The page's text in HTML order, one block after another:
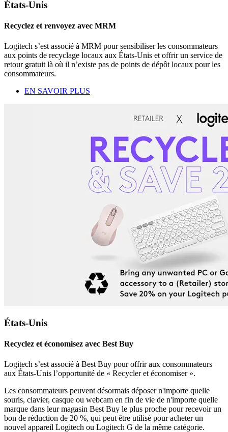
États-Unis
Recyclez et renvoyez avec MRM
Logitech s’est associé à MRM pour sensibiliser les consommateurs
aux points de recyclage locaux aux États-Unis et offrir un service de
retour gratuit là où il n’existe pas de points de dépôt locaux pour les
consommateurs.
EN SAVOIR PLUS
États-Unis
Recyclez et économisez avec Best Buy
Logitech s’est associé à Best Buy pour offrir aux consommateurs
aux États-Unis l’opportunité de « Recycler et économiser ».
Les consommateurs peuvent désormais déposer n'importe quelle
souris, clavier, casque ou webcam en fin de vie de n'importe quelle
marque dans leur magasin Best Buy le plus proche pour recevoir un
bon de réduction de 20 %, qui peut être utilisé pour acheter un
nouvel appareil Logitech ou Logitech G de la même catégorie.